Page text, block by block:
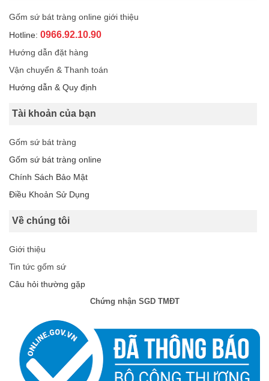
Gốm sứ bát tràng online giới thiệu
Hotline: 0966.92.10.90
Hướng dẫn đặt hàng
Vận chuyển & Thanh toán
Hướng dẫn & Quy định
Tài khoản của bạn
Gốm sứ bát tràng
Gốm sứ bát tràng online
Chính Sách Bảo Mật
Điều Khoản Sử Dụng
Về chúng tôi
Giới thiệu
Tin tức gốm sứ
Câu hỏi thường gặp
Chứng nhận SGD TMĐT